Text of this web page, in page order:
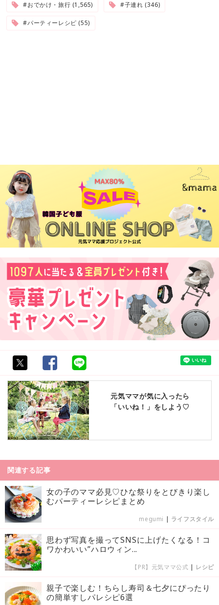
#おでかけ・旅行 (1,565) #子連れ (346)
#パーティーレシピ (55)
元気ママが気に入ったら
「いいね！」をしよう♡
関連する記事
女の子のママ必見♡ひな祭りをとびきり楽し
むパーティーレシピまとめ
megumi | ライフスタイル
思わず写真を撮ってSNSに上げたくなる！コ
ワかわいい”ハロウィン...
【PR】元気ママ公式 | レシピ
親子で楽しむ！ちらし寿司＆七夕にぴったり
の簡単すしパレシピ6選